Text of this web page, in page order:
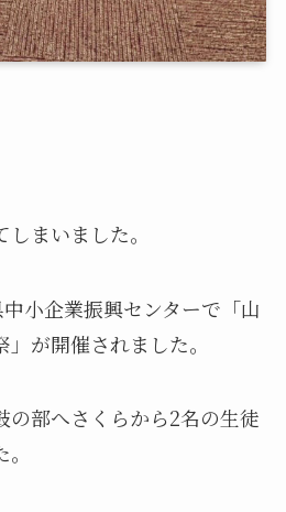
まいました。
小企業振興センターで「山
が開催されました。
の部へさくらから2名の生徒